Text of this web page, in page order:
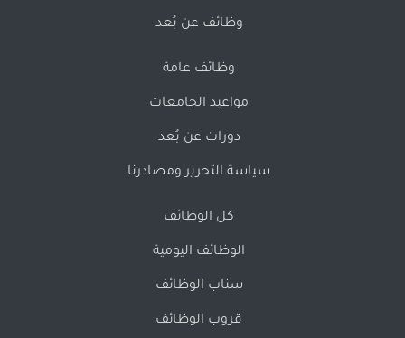
وظائف عن بُعد
وظائف عامة
مواعيد الجامعات
دورات عن بُعد
سياسة التحرير ومصادرنا
كل الوظائف
الوظائف اليومية
سناب الوظائف
قروب الوظائف